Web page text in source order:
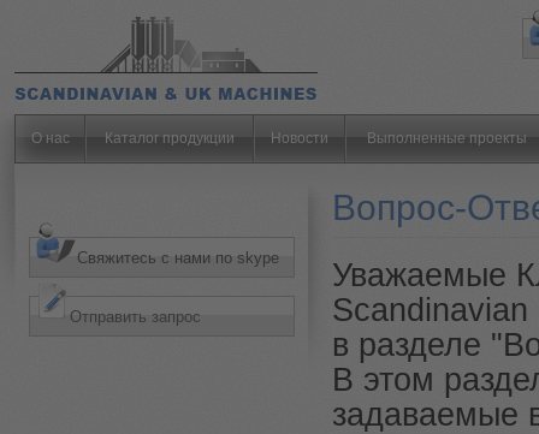
О нас Каталог продукции Новости Выполненные проекты
Свяжитесь с нами по skype
Отправить запрос
Вопрос-
Уважаемые
Scandinavian
в разделе
В этом
задаваемые